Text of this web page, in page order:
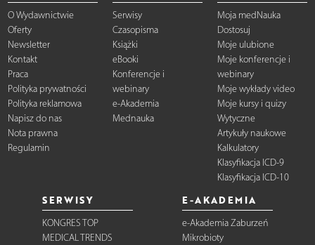
O Wydawnictwie
Oferty
Newsletter
Kontakt
Praca
Polityka prywatności
Polityka reklamowa
Napisz do nas
Nota prawna
Regulamin
Serwisy
Czasopisma
Książki
eBooki
Konferencje i
webinary
e-Akademia
Mednauka
Moja medNauka
Dostosuj
Moje ulubione
Moje konferencje i
webinary
Moje wykłady video
Moje kursy i quizy
Wytyczne
Artykuły naukowe
Kalkulatory
Klasyfikacja ICD-9
Klasyfikacja ICD-10
SERWISY
KONGRES TOP
MEDICAL TRENDS
E-AKADEMIA
e-Akademia Zaburzeń
Mikrobioty